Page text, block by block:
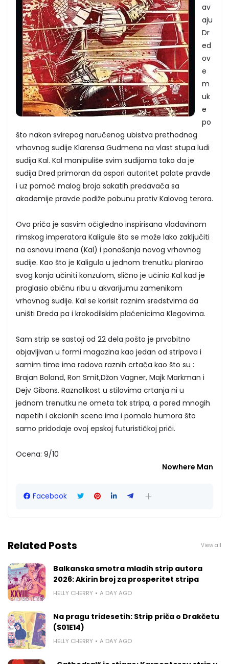
av
aju
Dr
ed
ov
e
m
uk
e
po
što nakon svirepog naručenog ubistva prethodnog
vrhovnog sudije Klarensa Gudmena na vlast stupa ludi
sudija Kal. Kal manipuliše svim sudijama tako da je
sudija Dred primoran da ospori autoritet palate pravde
i uz pomoć malog broja sakatih predavača sa
akademije pravde podiže pobunu protiv Kalovog terora.
Ova priča je sasvim očigledno inspirisana vladavinom
rimskog imperatora Kaligule što se može lako zaključiti
na osnovu imena (Kal) i ponašanja novog vrhovnog
sudije. Kao što je Kaligula u jednom trenutku planirao
svog konja učiniti konzulom, slično je učinio Kal kad je
proglasio običnu ribu u akvarijumu zamenikom
vrhovnog sudije. Kal se korisit raznim sredstvima da
uništi Dreda pa i krokodilskim plaćenicima Klegovima.
Sam strip se sastoji od 22 dela pošto je prvobitno
objavljivan u formi magazina kao jedan od stripova i
samim time ima radova raznih crtača kao što su :
Brajan Boland, Ron Smit,Džon Vagner, Majk Markman i
Dejv Gibons. Raznolikost u stilovima crtanja ni u
jednom trenutku ne ometa tok stripa, a pored mnogih
napetih i akcionih scena ima i pomalo humora što
samo pridodaje ovoj epskoj futurističkoj priči.
Ocena: 9/10
Nowhere Man
Facebook
Related Posts View all
Balkanska smotra mladih strip autora
2026: Akirin broj za prosperitet stripa
HELLY CHERRY A DAY AGO
Na pragu tridesetih: Strip priča o Drakčetu
(S01E14)
HELLY CHERRY A DAY AGO